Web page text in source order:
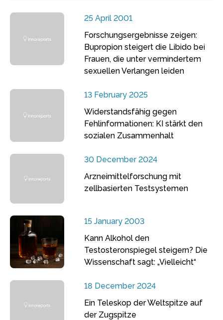
25 April 2001
Forschungsergebnisse zeigen:
Bupropion steigert die Libido bei
Frauen, die unter vermindertem
sexuellen Verlangen leiden
13 February 2025
Widerstandsfähig gegen
Fehlinformationen: KI stärkt den
sozialen Zusammenhalt
30 December 2024
Arzneimittelforschung mit
zellbasierten Testsystemen
15 January 2003
Kann Alkohol den
Testosteronspiegel steigern? Die
Wissenschaft sagt: „Vielleicht“
18 December 2024
Ein Teleskop der Weltspitze auf
der Zugspitze